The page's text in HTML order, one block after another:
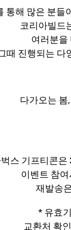
통해 많은 분들
코리아빌드
여러분을
때 진행되는 다
다가오는 봄
스 기프티콘은
이벤트 참
재발송
* 유효
교환처 확